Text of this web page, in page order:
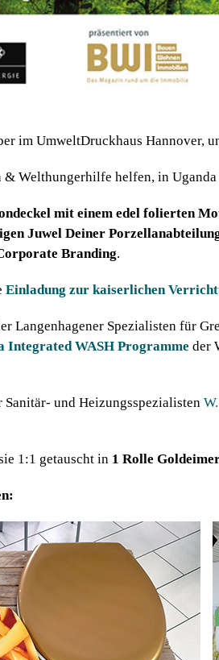
im UmweltDruckhaus Hannover,
Welthungerhilfe helfen, in Uganda
mit einem edel folierten
Juwel Deiner
Branding.
Einladung zur kaiserlichen
Langenhagener Spezialisten für
Integrated WASH Programme der
Sanitär- und Heizungsspezialisten
1:1 getauscht in 1 Rolle